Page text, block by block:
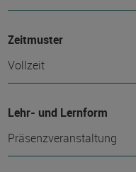
Zeitmuster
Vollzeit
Lehr- und Lernform
Präsenzveranstaltung